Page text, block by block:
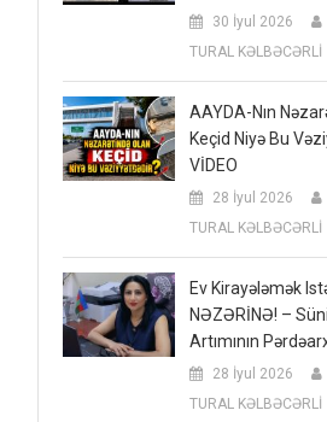
30 İyul 2026
TURAL KƏLBƏCƏRLİ
AAYDA-Nın
Keçid Niyə Bu
VİDEO
28 İyul 2026
TURAL KƏLBƏCƏRLİ
Ev Kirayələmək
NƏZƏRİNƏ! –
Artımının
28 İyul 2026
TURAL KƏLBƏCƏRLİ